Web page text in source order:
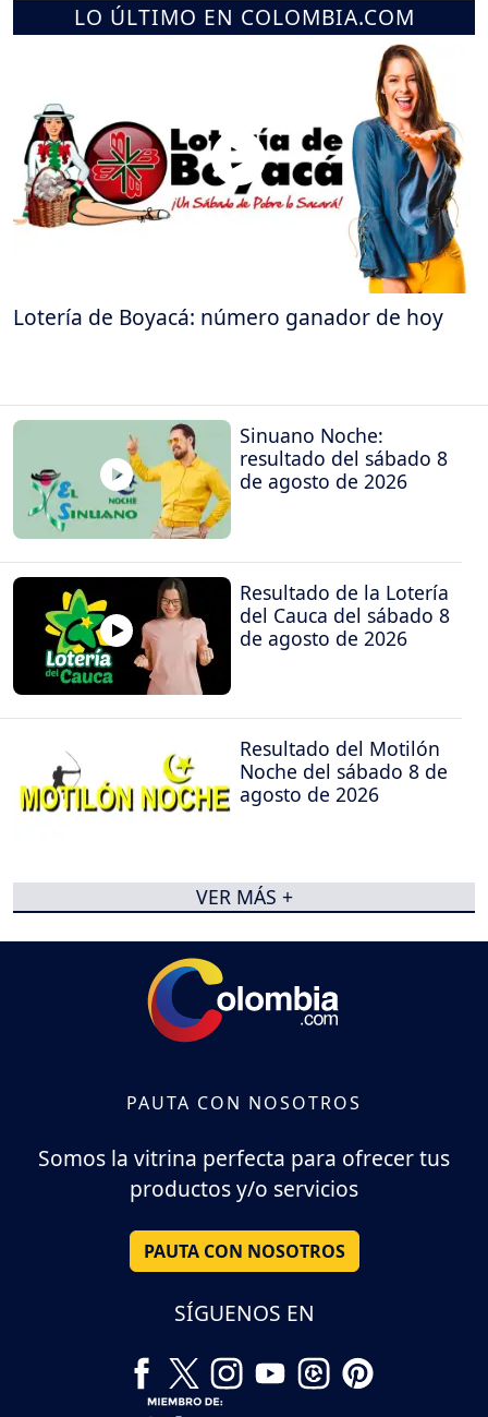
LO ÚLTIMO EN COLOMBIA.COM
Lotería de Boyacá: número ganador de hoy
Sinuano Noche:
resultado del sábado 8
de agosto de 2026
Resultado de la Lotería
del Cauca del sábado 8
de agosto de 2026
Resultado del Motilón
Noche del sábado 8 de
agosto de 2026
VER MÁS +
PAUTA CON NOSOTROS
Somos la vitrina perfecta para ofrecer tus
productos y/o servicios
PAUTA CON NOSOTROS
SÍGUENOS EN